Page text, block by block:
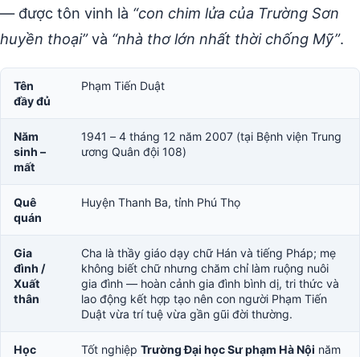
— được tôn vinh là “con chim lửa của Trường Sơn
huyền thoại”và “nhà thơ lớn nhất thời chống Mỹ”.
Tên
đầy đủ
Phạm Tiến Duật
Năm
sinh –
mất
1941 – 4 tháng 12 năm 2007 (tại Bệnh viện Trung
ương Quân đội 108)
Quê
quán
Huyện Thanh Ba, tỉnh Phú Thọ
Gia
đình /
Xuất
thân
Cha là thầy giáo dạy chữ Hán và tiếng Pháp; mẹ
không biết chữ nhưng chăm chỉ làm ruộng nuôi
gia đình — hoàn cảnh gia đình bình dị, tri thức và
lao động kết hợp tạo nên con người Phạm Tiến
Duật vừa trí tuệ vừa gần gũi đời thường.
Học
Tốt nghiệp Trường Đại học Sư phạm Hà Nội năm